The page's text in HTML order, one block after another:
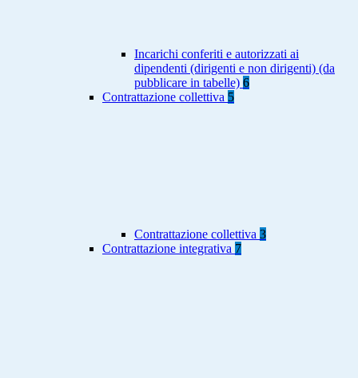
Incarichi conferiti e autorizzati ai
dipendenti (dirigenti e non dirigenti) (da
pubblicare in tabelle) 6
Contrattazione collettiva 5
Contrattazione collettiva 3
Contrattazione integrativa 7